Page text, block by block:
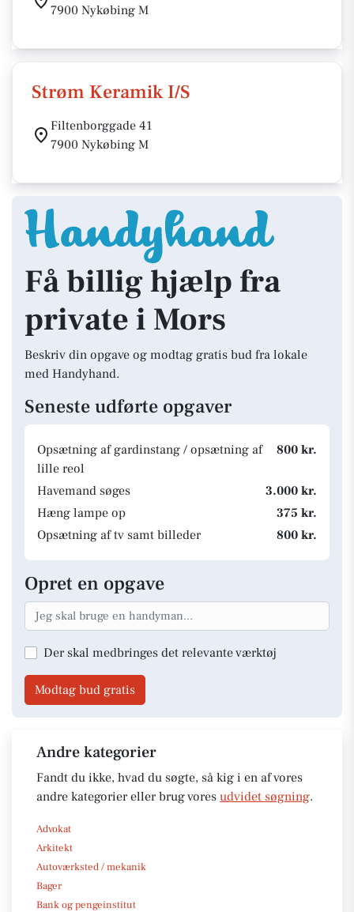
7900 Nykøbing M
Strøm Keramik I/S
Filtenborggade 41
7900 Nykøbing M
Få billig hjælp fra
private i Mors
Beskriv din opgave og modtag gratis bud fra lokale
med Handyhand.
Seneste udførte opgaver
Opsætning af gardinstang / opsætning af
lille reol
800 kr.
Havemand søges
3.000 kr.
Hæng lampe op
375 kr.
Opsætning af tv samt billeder
800 kr.
Opret en opgave
Der skal medbringes det relevante værktøj
Modtag bud gratis
Andre kategorier
Fandt du ikke, hvad du søgte, så kig i en af vores
andre kategorier eller brug vores udvidet søgning.
Advokat
Arkitekt
Autoværksted / mekanik
Bager
Bank og pengeinstitut